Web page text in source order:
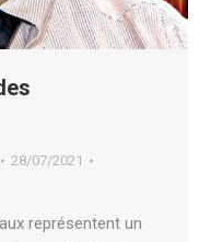
28/07/2021
représentent un